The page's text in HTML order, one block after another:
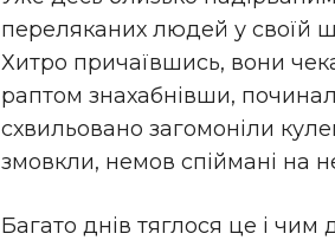
переляканих людей у своїй
Хитро причаївшись, вони
раптом знахабнівши,
схвильовано загомоніли
змовкли, немов спіймані на
Багато днів тяглося це і